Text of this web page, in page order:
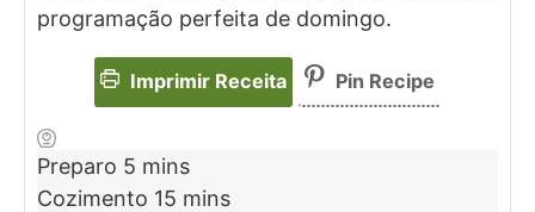
programação perfeita de domingo.
Imprimir Receita Pin Recipe
Preparo 5 mins
Cozimento 15 mins